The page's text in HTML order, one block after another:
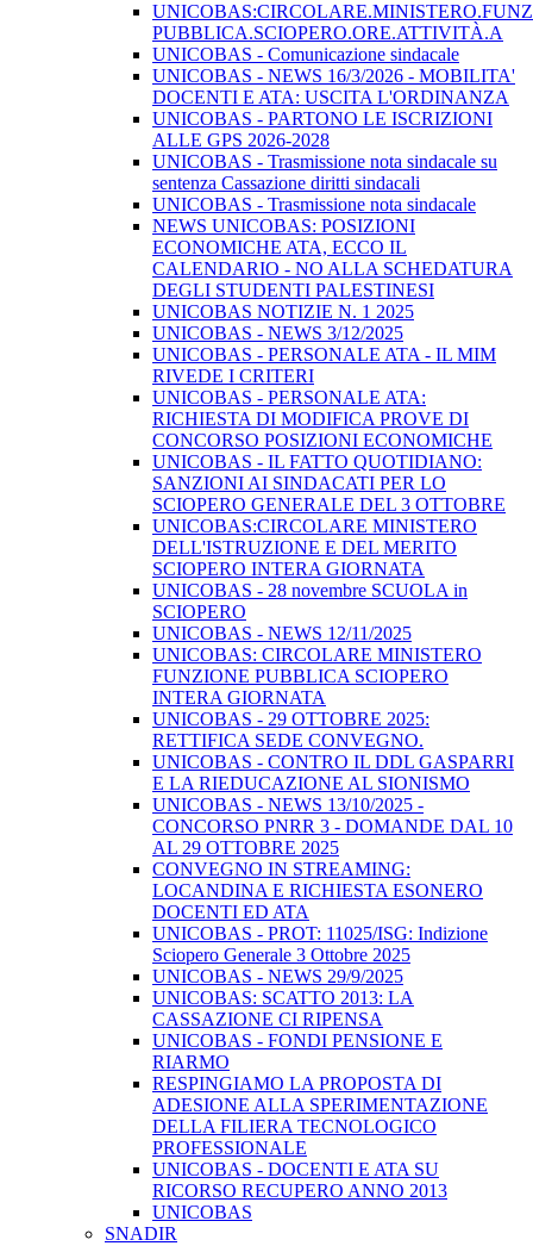
PUBBLICA.SCIOPERO.ORE.ATTIVITÀ.A
UNICOBAS - Comunicazione sindacale
UNICOBAS - NEWS 16/3/2026 - MOBILITA'
DOCENTI E ATA: USCITA L'ORDINANZA
UNICOBAS - PARTONO LE ISCRIZIONI
ALLE GPS 2026-2028
UNICOBAS - Trasmissione nota sindacale su
sentenza Cassazione diritti sindacali
UNICOBAS - Trasmissione nota sindacale
NEWS UNICOBAS: POSIZIONI
ECONOMICHE ATA, ECCO IL
CALENDARIO - NO ALLA SCHEDATURA
DEGLI STUDENTI PALESTINESI
UNICOBAS NOTIZIE N. 1 2025
UNICOBAS - NEWS 3/12/2025
UNICOBAS - PERSONALE ATA - IL MIM
RIVEDE I CRITERI
UNICOBAS - PERSONALE ATA:
RICHIESTA DI MODIFICA PROVE DI
CONCORSO POSIZIONI ECONOMICHE
UNICOBAS - IL FATTO QUOTIDIANO:
SANZIONI AI SINDACATI PER LO
SCIOPERO GENERALE DEL 3 OTTOBRE
UNICOBAS:CIRCOLARE MINISTERO
DELL'ISTRUZIONE E DEL MERITO
SCIOPERO INTERA GIORNATA
UNICOBAS - 28 novembre SCUOLA in
SCIOPERO
UNICOBAS - NEWS 12/11/2025
UNICOBAS: CIRCOLARE MINISTERO
FUNZIONE PUBBLICA SCIOPERO
INTERA GIORNATA
UNICOBAS - 29 OTTOBRE 2025:
RETTIFICA SEDE CONVEGNO.
UNICOBAS - CONTRO IL DDL GASPARRI
E LA RIEDUCAZIONE AL SIONISMO
UNICOBAS - NEWS 13/10/2025 -
CONCORSO PNRR 3 - DOMANDE DAL 10
AL 29 OTTOBRE 2025
CONVEGNO IN STREAMING:
LOCANDINA E RICHIESTA ESONERO
DOCENTI ED ATA
UNICOBAS - PROT: 11025/ISG: Indizione
Sciopero Generale 3 Ottobre 2025
UNICOBAS - NEWS 29/9/2025
UNICOBAS: SCATTO 2013: LA
CASSAZIONE CI RIPENSA
UNICOBAS - FONDI PENSIONE E
RIARMO
RESPINGIAMO LA PROPOSTA DI
ADESIONE ALLA SPERIMENTAZIONE
DELLA FILIERA TECNOLOGICO
PROFESSIONALE
UNICOBAS - DOCENTI E ATA SU
RICORSO RECUPERO ANNO 2013
UNICOBAS
SNADIR